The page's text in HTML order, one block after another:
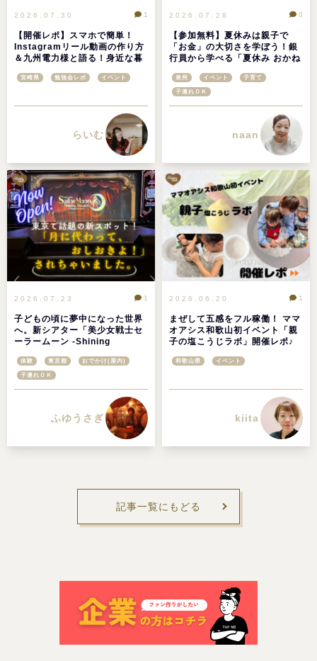
2026.07.30
【開催レポ】スマホで簡単！
Instagramリール動画の作り方
＆九州電力様と語る！身近な暮
ATOMica宮崎
1
宮崎県 勉強会レポ イベント
らいむ
2026.07.28
【参加無料】夏休みは親子で
「お金」の大切さを学ぼう！銀
行員から学べる「夏休み おかね
0
泉州 イベント 子育て
子連れＯＫ
naan
2026.07.23
子どもの頃に夢中になった世界
へ。新シアター「美少女戦士セ
ーラームーン -Shining
ー）Shinagawa Tokyo-」を体
験！＠東京品川区
1
体験 東京都 おでかけ(屋内)
子連れＯＫ
ふゆうさぎ
2026.06.20
まぜして五感をフル稼働！ ママ
オアシス和歌山初イベント「親
子の塩こうじラボ」開催レポ♪
1
和歌山県 イベント
kiita
記事一覧にもどる